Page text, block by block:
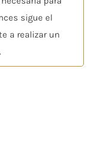
sigue el
a realizar un